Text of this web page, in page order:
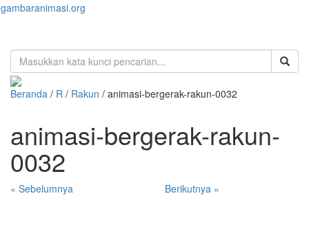
gambaranimasi.org
Beranda / R / Rakun / animasi-bergerak-rakun-0032
animasi-bergerak-rakun-
0032
« Sebelumnya Berikutnya »